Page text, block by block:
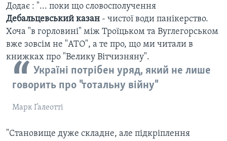
Додає : "... поки що словосполучення
Дебальцевський казан - чистої води панікерство.
Хоча "в горловині" між Троїцьком та Вуглегорськом
вже зовсім не "АТО", а те про, що ми читали в
книжках про "Велику Вітчизняну".
Україні потрібен уряд, який не лише
говорить про "тотальну війну"
Марк Ґалеотті
"Становище дуже складне, але підкріплення